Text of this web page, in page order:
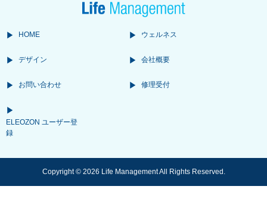
HOME ウェルネス
デザイン 会社概要
お問い合わせ 修理受付
ELEOZON ユーザー登
録
Copyright © 2026 Life Management All Rights Reserved.